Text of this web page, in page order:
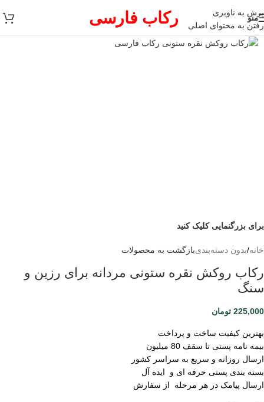
پرش به ناوبری
رفتن به محتوای اصلی
منو رکاب فارسی
برای بزرگنمایی کلیک کنید
خانه/بدون دسته‌بندیبازگشت به محصولات
رکاب روکش نقره ستونی مردانه برای رزین و
سنگ
225,000 تومان
بهترین کیفیت ساخت و پرداخت
بیمه نامه پستی تا سقف 80 میلیون
ارسال روزانه و سریع به سراسر کشور
بسته بندی پستی حرفه ای و ایده آل
ارسال پیامک در هر مرحله از سفارش